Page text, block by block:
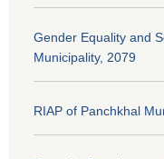
Gender Equality and
Municipality, 2079
RIAP of Panchkhal